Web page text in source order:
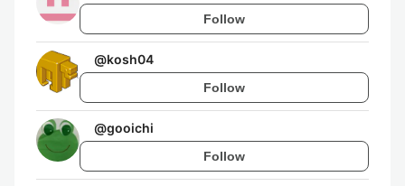
Follow
@kosh04
Follow
@gooichi
Follow